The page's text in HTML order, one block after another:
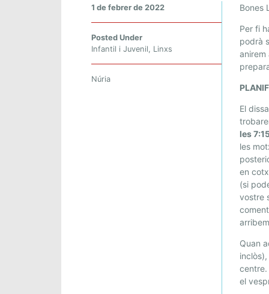
S
O
R
T
I
A
A
P
U
I
G
G
R
A
C
I
Ó
S
.
1
Bones
Per fi
podrà
anirem
El
les
les
en
(si
vostre
Quan
el
1 de febrer de 2022
Posted Under
Infantil i Juvenil, Linxs
Núria